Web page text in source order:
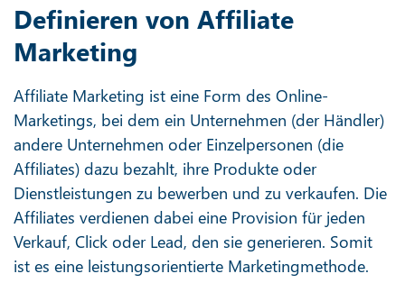
Definieren von Affiliate
Marketing
Affiliate Marketing ist eine Form des Online-
Marketings, bei dem ein Unternehmen (der Händler)
andere Unternehmen oder Einzelpersonen (die
Affiliates) dazu bezahlt, ihre Produkte oder
Dienstleistungen zu bewerben und zu verkaufen. Die
Affiliates verdienen dabei eine Provision für jeden
Verkauf, Click oder Lead, den sie generieren. Somit
ist es eine leistungsorientierte Marketingmethode.